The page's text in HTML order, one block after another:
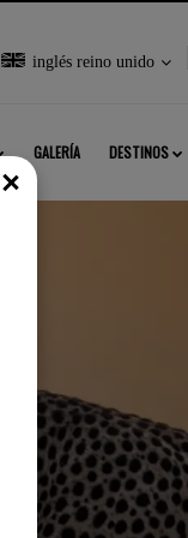
Seleccionar
inglés reino unido
GALERÍA DESTINOS
CERRAR